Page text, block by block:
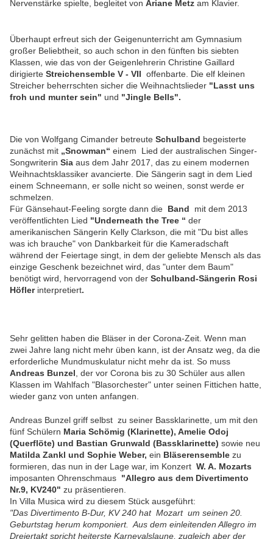
Nervenstärke spielte, begleitet von Ariane Metz am Klavier.
Überhaupt erfreut sich der Geigenunterricht am Gymnasium
großer Beliebtheit, so auch schon in den fünften bis siebten
Klassen, wie das von der Geigenlehrerin Christine Gaillard
dirigierte Streichensemble V - VII offenbarte. Die elf kleinen
Streicher beherrschten sicher die Weihnachtslieder "Lasst uns
froh und munter sein" und "Jingle Bells".
Die von Wolfgang Cimander betreute Schulband begeisterte
zunächst mit „Snowman“ einem Lied der australischen Singer-
Songwriterin Sia aus dem Jahr 2017, das zu einem modernen
Weihnachtsklassiker avancierte. Die Sängerin sagt in dem Lied
einem Schneemann, er solle nicht so weinen, sonst werde er
schmelzen.
Für Gänsehaut-Feeling sorgte dann die Band
mit dem 2013
veröffentlichten Lied "Underneath the Tree “ der
amerikanischen Sängerin Kelly Clarkson, die mit "Du bist alles
was ich brauche" von Dankbarkeit für die Kameradschaft
während der Feiertage singt, in dem der geliebte Mensch als das
einzige Geschenk bezeichnet wird, das "unter dem Baum"
benötigt wird, hervorragend von der Schulband-Sängerin Rosi
Höfler interpretiert.
Sehr gelitten haben die Bläser in der Corona-Zeit. Wenn man
zwei Jahre lang nicht mehr üben kann, ist der Ansatz weg, da die
erforderliche Mundmuskulatur nicht mehr da ist. So muss
Andreas Bunzel , der vor Corona bis zu 30 Schüler aus allen
Klassen im Wahlfach "Blasorchester" unter seinen Fittichen hatte,
wieder ganz von unten anfangen.
Andreas Bunzel griff selbst zu seiner Bassklarinette, um mit den
fünf Schülern Maria Schömig (Klarinette), Amelie Odoj
(Querflöte) und Bastian Grunwald (Bassklarinette) sowie neu
Matilda Zankl und Sophie Weber, ein Bläserensemble zu
formieren, das nun in der Lage war, im Konzert W. A. Mozarts
imposanten Ohrenschmaus "Allegro aus dem Divertimento
Nr.9, KV240" zu präsentieren.
In Villa Musica wird zu diesem Stück ausgeführt:
"Das Divertimento B-Dur, KV 240 hat Mozart um seinen 20.
Geburtstag herum komponiert. Aus dem einleitenden Allegro im
Dreiertakt spricht heiterste Karnevalslaune, zugleich aber der